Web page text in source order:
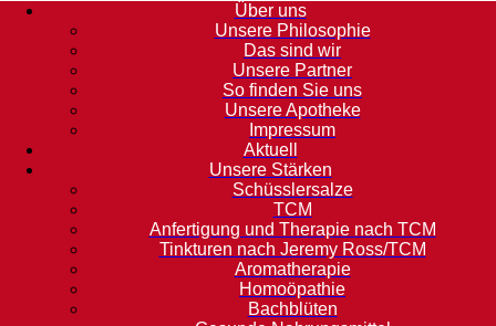
Über uns
Unsere Philosophie
Das sind wir
Unsere Partner
So finden Sie uns
Unsere Apotheke
Impressum
Aktuell
Unsere Stärken
Schüsslersalze
TCM
Anfertigung und Therapie nach TCM
Tinkturen nach Jeremy Ross/TCM
Aromatherapie
Homoöpathie
Bachblüten